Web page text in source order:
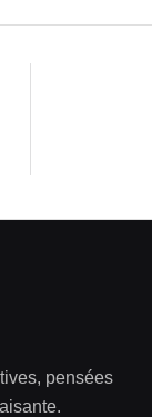
pensées